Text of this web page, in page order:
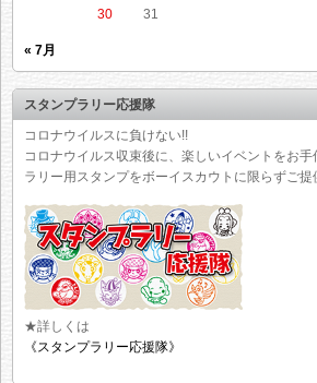
30
31
« 7月
スタンプラリー応援隊
コロナウイルスに負けない!!
コロナウイルス収束後に、楽しいイベントをお
ラリー用スタンプをボーイスカウトに限らずご提
★詳しくは
《スタンプラリー応援隊》